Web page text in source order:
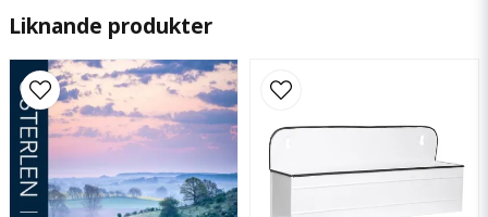
name
email
Mejladress
Liknande produkter